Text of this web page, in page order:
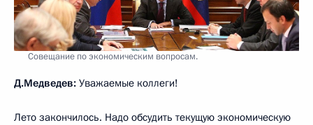
Совещание по экономическим вопросам.
Д.Медведев: Уважаемые коллеги!
Лето закончилось. Надо обсудить текущую экономическую